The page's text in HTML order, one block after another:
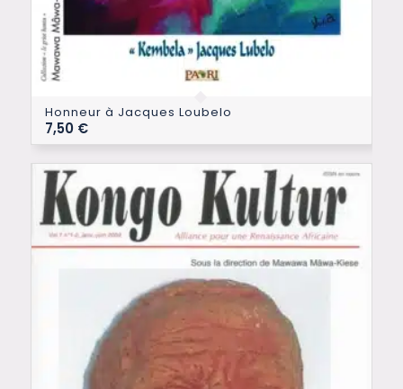
Honneur à Jacques Loubelo
7,50 €